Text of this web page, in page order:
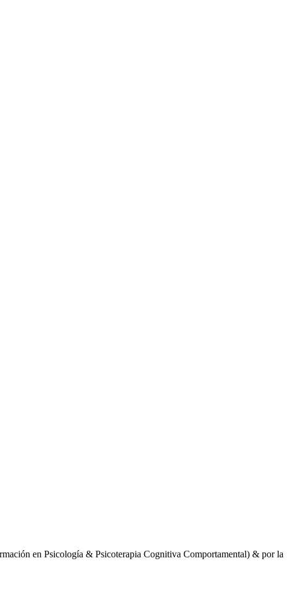
en Psicología & Psicoterapia Cognitiva Comportamental) & por la